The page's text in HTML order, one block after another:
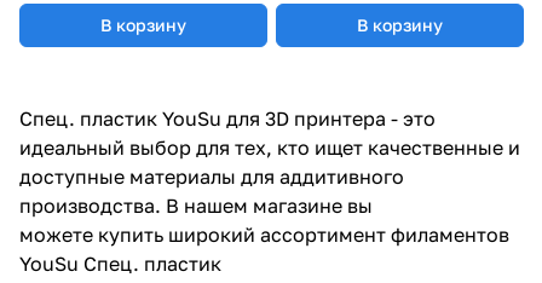
В корзину В корзину
Спец. пластик YouSu для 3D принтера - это
идеальный выбор для тех, кто ищет качественные и
доступные материалы для аддитивного
производства. В нашем магазине вы
можете купить широкий ассортимент филаментов
YouSu Спец. пластик